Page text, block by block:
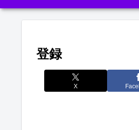
登録
X